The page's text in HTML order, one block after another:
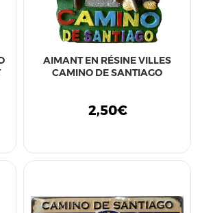
AIMANT EN RÉSINE VILLES
CAMINO DE SANTIAGO
2,50€